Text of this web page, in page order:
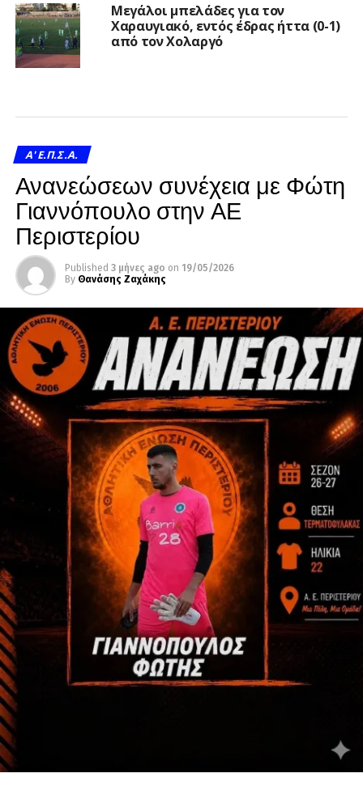
Μεγάλοι μπελάδες για τον
Χαραυγιακό, εντός έδρας ήττα (0-1)
από τον Χολαργό
A' Ε.Π.Σ.Α.
Ανανεώσεων συνέχεια με Φώτη
Γιαννόπουλο στην ΑΕ
Περιστερίου
Published 3 μήνες ago on 19/05/2026
By Θανάσης Ζαχάκης